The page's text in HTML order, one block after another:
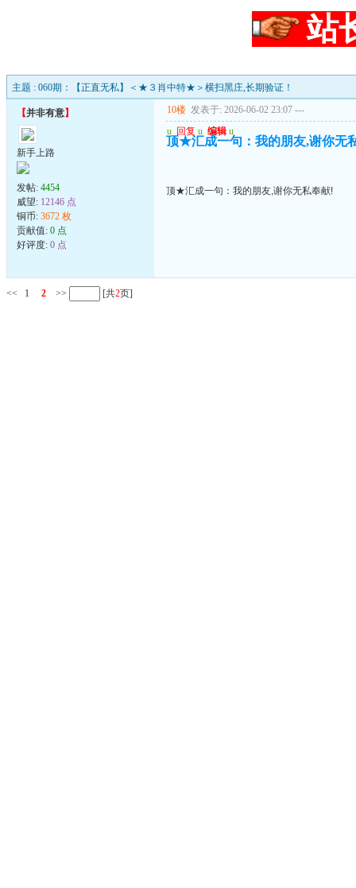
站
主题 : 060期：【正直无私】＜★３肖中特★＞横扫黑庄,长期验证！
【并非有意】
新手上路
发帖: 4454
威望: 12146 点
铜币: 3672 枚
贡献值: 0 点
好评度: 0 点
10楼 发表于: 2026-06-02 23:07 ---
u 回复 u 编辑 u
顶★汇成一句：我的朋友,谢你无
顶★汇成一句：我的朋友,谢你无私奉献!
<< 1 2 >> [共2页]